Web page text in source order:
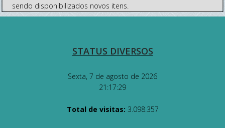
sendo disponibilizados novos itens.
STATUS DIVERSOS
Sexta, 7 de agosto de 2026
21:17:29
Total de visitas: 3.098.357